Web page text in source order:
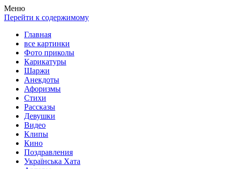
Весела хата — прикольные картинки, смешные истории,
клипы!
Покажем всем ваши фото приколы, карикатуры, шаржи, стихи,
рассказы, видео и песни!
Меню
Перейти к содержимому
Главная
все картинки
Фото приколы
Карикатуры
Шаржи
Анекдоты
Афоризмы
Стихи
Рассказы
Девушки
Видео
Клипы
Кино
Поздравления
Українська Хата